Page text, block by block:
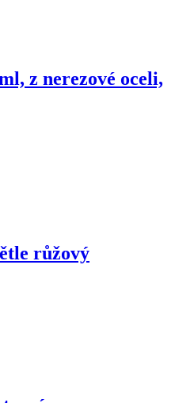
z nerezové oceli,
růžový